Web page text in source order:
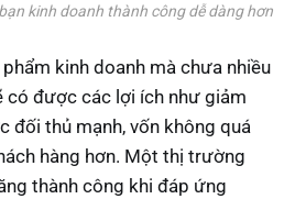
kinh doanh thành công dễ dàng hơn
kinh doanh mà chưa nhiều
có được các lợi ích như giảm
đối thủ mạnh, vốn không quá
hàng hơn. Một thị trường
thành công khi đáp ứng